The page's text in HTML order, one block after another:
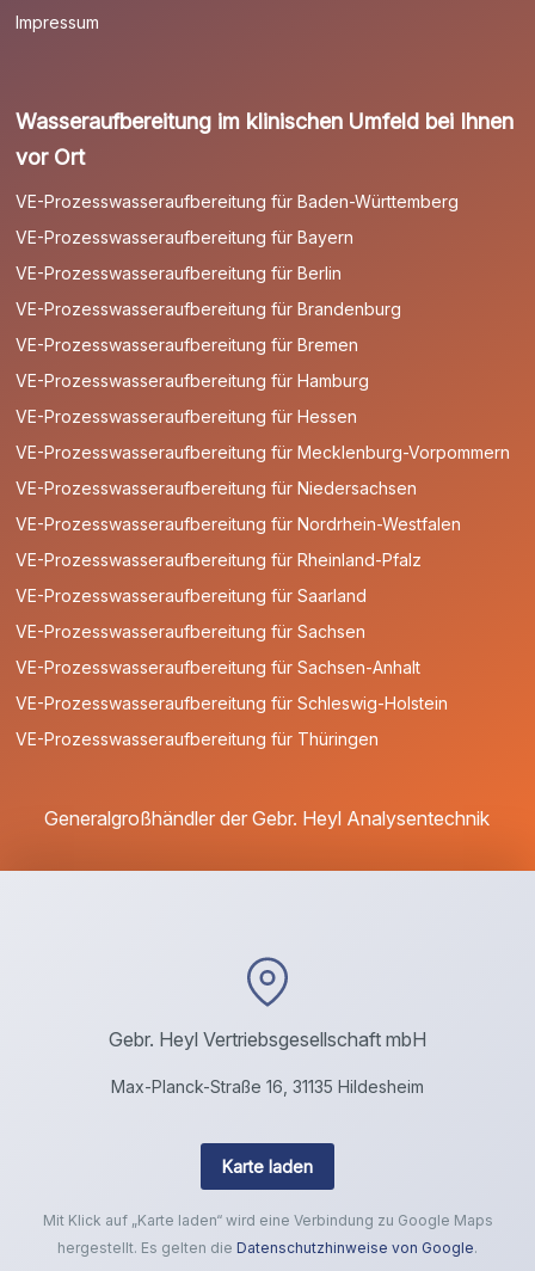
Impressum
Wasseraufbereitung im klinischen Umfeld bei Ihnen
vor Ort
VE-Prozesswasseraufbereitung für Baden-Württemberg
VE-Prozesswasseraufbereitung für Bayern
VE-Prozesswasseraufbereitung für Berlin
VE-Prozesswasseraufbereitung für Brandenburg
VE-Prozesswasseraufbereitung für Bremen
VE-Prozesswasseraufbereitung für Hamburg
VE-Prozesswasseraufbereitung für Hessen
VE-Prozesswasseraufbereitung für Mecklenburg-Vorpommern
VE-Prozesswasseraufbereitung für Niedersachsen
VE-Prozesswasseraufbereitung für Nordrhein-Westfalen
VE-Prozesswasseraufbereitung für Rheinland-Pfalz
VE-Prozesswasseraufbereitung für Saarland
VE-Prozesswasseraufbereitung für Sachsen
VE-Prozesswasseraufbereitung für Sachsen-Anhalt
VE-Prozesswasseraufbereitung für Schleswig-Holstein
VE-Prozesswasseraufbereitung für Thüringen
Generalgroßhändler der Gebr. Heyl Analysentechnik
Gebr. Heyl Vertriebsgesellschaft mbH
Max-Planck-Straße 16, 31135 Hildesheim
Karte laden
Mit Klick auf „Karte laden“ wird eine Verbindung zu Google Maps
hergestellt. Es gelten die Datenschutzhinweise von Google.